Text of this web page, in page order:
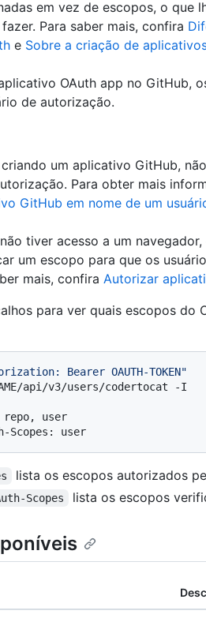
em vez de escopos, o que
Para saber mais, confira
e Sobre a criação de
OAuth app no GitHub,
de autorização.
um aplicativo GitHub,
Para obter mais
GitHub em nome de um
tiver acesso a um
um escopo para que os
mais, confira Autorizar
para ver quais escopos do
Bearer OAUTH-TOKEN"
api/v3/users/codertocat -I
repo, user
lista os escopos autorizados
Scopes lista os escopos